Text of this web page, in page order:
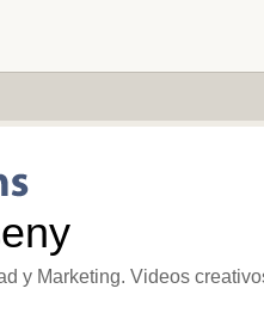
y Marketing. Videos